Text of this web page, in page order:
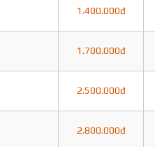
1.400.000đ
1.700.000đ
2.500.000đ
2.800.000đ